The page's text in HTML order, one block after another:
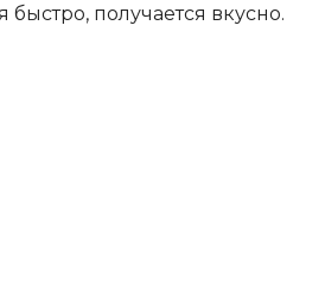
быстро, получается вкусно.